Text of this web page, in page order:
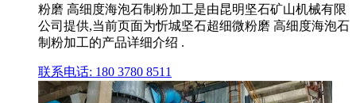
粉磨 高细度海泡石制粉加工是由昆明坚石矿山机械有限
公司提供,当前页面为忻城坚石超细微粉磨 高细度海泡石
制粉加工的产品详细介绍 .
联系电话: 180 3780 8511